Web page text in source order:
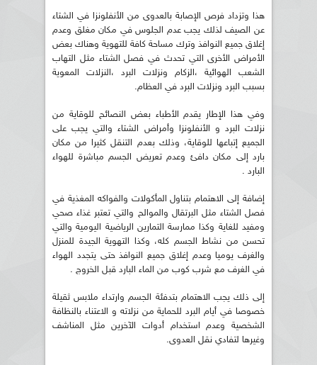
هذا وتزداد فرص الإصابة بالعدوى من الأنفلونزا في الشتاء
عن الصيف لذلك يجب عدم الجلوس في مكان مغلق وعدم
إغلاق جميع النوافذ وترك مساحة كافة للتهوية وهناك بعض
الأمراض الأخرى التي تحدث في فصل الشتاء مثل التهاب
الشعب الهوائية ،الزكام ونزلات البرد ،النزلات المعوية
بسبب البرد ونزلات البرد في العظام.
وفي هذا الإطار يقدم الأطباء بعض النصائح للوقاية من
نزلات البرد و الأنفلونزا وأمراض الشتاء والتي يجب على
الجميع إتباعها للوقاية، وذلك بعدم التنقل كثيرا من مكان
بارد إلى مكان دافئ وعدم تعريض الجسم مباشرة للهواء
البارد .
إضافة إلى الاهتمام بتناول المأكولات والفواكه المغذية في
فصل الشتاء مثل البرتقال والموالح والتي تعتبر غذاء صحي
ومفيد للغاية وكذا ممارسة التمارين الرياضية اليومية والتي
تحسن من نشاط الجسم كله، وكذا التهوية الجيدة للمنزل
والغرف يوميا وعدم إغلاق جميع النوافذ حتى يتجدد الهواء
في الغرف مع شرب كوب من الماء البارد قبل الخروج .
إلى ذلك يجب الاهتمام بتدفئة الجسم وارتداء ملابس ثقيلة
خصوصا في أيام البرد للحماية من نزلاته و الاعتناء بالنظافة
الشخصية وعدم استخدام أدوات الآخرين مثل المناشف
وغيرها لتفادي نقل العدوى.